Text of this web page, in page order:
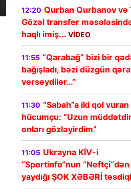
12:20 Qurban Qurbanov və
Gözəl transfer
haqlı imiş... VİDEO
11:55 “Qarabağ” bizi bir
bağışladı, bəzi düzgün
versəydilər…”
11:30 “Sabah”a iki qol vuran
hücumçu: “Uzun
onları gözləyirdim”
11:05 Ukrayna KİV-i
“Sportinfo“nun “Neftçi“dən
yaydığı ŞOK XƏBƏRİ